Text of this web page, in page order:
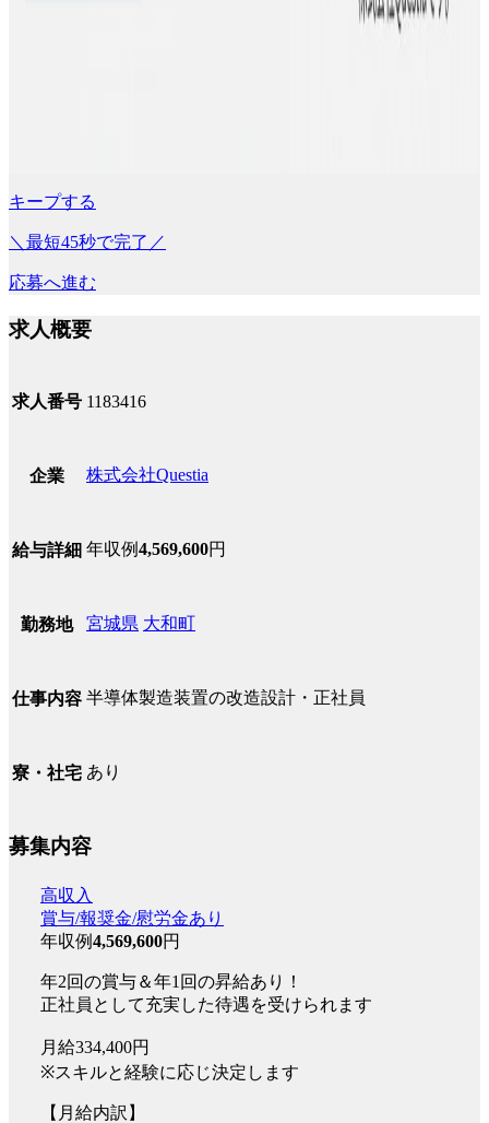
キープする
＼最短45秒で完了／
応募へ進む
求人概要
求人番号 1183416
企業 株式会社Questia
給与詳細 年収例4,569,600円
勤務地 宮城県 大和町
仕事内容 半導体製造装置の改造設計・正社員
寮・社宅 あり
募集内容
高収入
賞与/報奨金/慰労金あり
年収例4,569,600円
年2回の賞与＆年1回の昇給あり！
正社員として充実した待遇を受けられます
月給334,400円
※スキルと経験に応じ決定します
【月給内訳】